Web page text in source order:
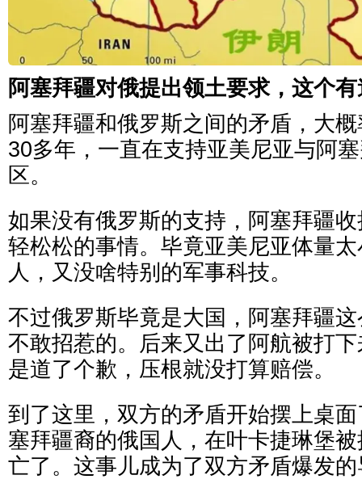
阿塞拜疆对俄提出领土要求，这个
阿塞拜疆和俄罗斯之间的矛盾，大
30多年，一直在支持亚美尼亚与阿
区。
如果没有俄罗斯的支持，阿塞拜疆
轻松松的事情。毕竟亚美尼亚体量
人，又没啥特别的军事科技。
不过俄罗斯毕竟是大国，阿塞拜疆
不敢招惹的。后来又出了阿航被打
是道了个歉，压根就没打算赔偿。
到了这里，双方的矛盾开始摆上桌
塞拜疆裔的俄国人，在叶卡捷琳堡
亡了。这事儿成为了双方矛盾爆发